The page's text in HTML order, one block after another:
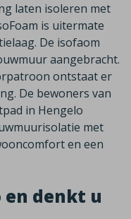
laten isoleren met
is uitermate
De isofaom
aangebracht.
ontstaat er
De bewoners van
in Hengelo
met
en een
en denkt u